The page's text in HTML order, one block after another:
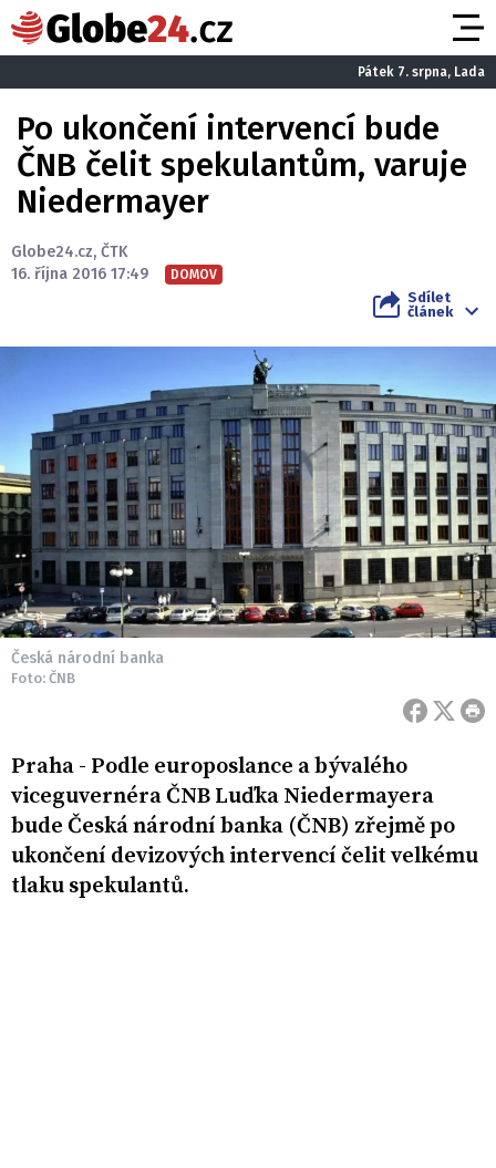
Pátek 7. srpna, Lada
Po ukončení intervencí bude
ČNB čelit spekulantům, varuje
Niedermayer
Globe24.cz, ČTK
16. října 2016 17:49
DOMOV
Sdílet
článek
Česká národní banka
Foto: ČNB
Praha - Podle europoslance a bývalého
viceguvernéra ČNB Luďka Niedermayera
bude Česká národní banka (ČNB) zřejmě po
ukončení devizových intervencí čelit velkému
tlaku spekulantů.